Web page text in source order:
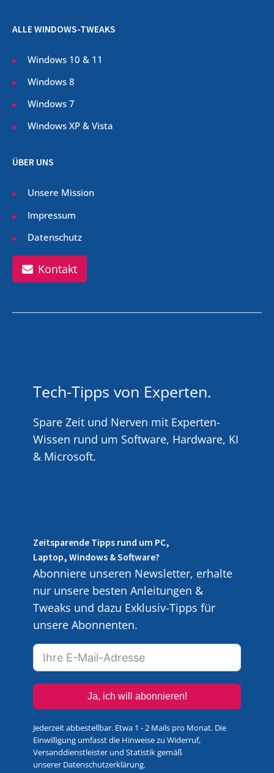
ALLE WINDOWS-TWEAKS
Windows 10 & 11
Windows 8
Windows 7
Windows XP & Vista
ÜBER UNS
Unsere Mission
Impressum
Datenschutz
Kontakt
Tech-Tipps von Experten.
Spare Zeit und Nerven mit Experten-
Wissen rund um Software, Hardware, KI
& Microsoft.
Zeitsparende Tipps rund um PC,
Laptop, Windows & Software?
Abonniere unseren Newsletter, erhalte
nur unsere besten Anleitungen &
Tweaks und dazu Exklusiv-Tipps für
unsere Abonnenten.
Ja, ich will abonnieren!
Jederzeit abbestellbar. Etwa 1 - 2 Mails pro Monat. Die
Einwilligung umfasst die Hinweise zu Widerruf,
Versanddienstleister und Statistik gemäß
unserer Datenschutzerklärung.